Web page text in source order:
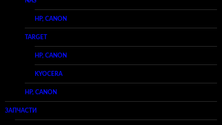
HP, CANON
TARGET
HP, CANON
KYOCERA
HP, CANON
ЗАПЧАСТИ